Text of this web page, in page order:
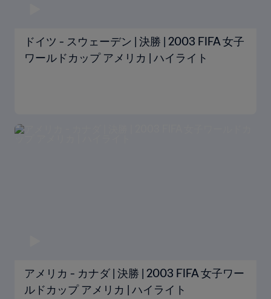
ドイツ - スウェーデン | 決勝 | 2003 FIFA 女子
ワールドカップ アメリカ | ハイライト
アメリカ - カナダ | 決勝 | 2003 FIFA 女子ワー
ルドカップ アメリカ | ハイライト